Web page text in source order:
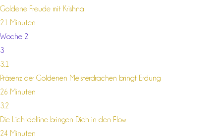
Goldene Freude mit Krishna
21 Minuten
Woche 2
3
3.1
Präsenz der Goldenen Meisterdrachen bringt Erdung
26 Minuten
3.2
Die Lichtdelfine bringen Dich in den Flow
24 Minuten